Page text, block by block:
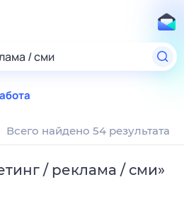
/ сми
Всего найдено 54 результата
/ реклама / сми»